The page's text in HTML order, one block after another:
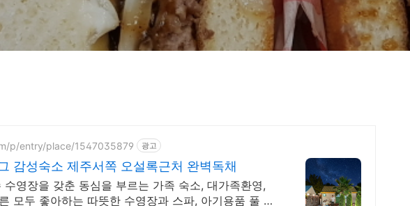
p/entry/place/1547035879 광고
감성숙소 제주서쪽 오설록근처 완벽독채
수영장을 갖춘 동심을 부르는 가족 숙소, 대가족환영,
모두 좋아하는 따뜻한 수영장과 스파, 아기용품 풀 세